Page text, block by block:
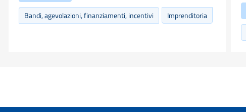
Bandi, agevolazioni, finanziamenti, incentivi Imprenditoria